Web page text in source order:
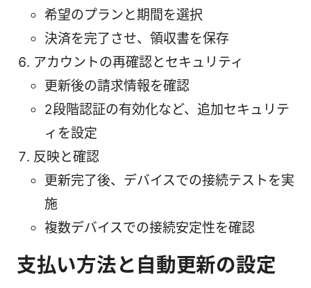
希望のプランと期間を選択
決済を完了させ、領収書を保存
アカウントの再確認とセキュリティ
更新後の請求情報を確認
2段階認証の有効化など、追加セキュリテ
ィを設定
反映と確認
更新完了後、デバイスでの接続テストを実
施
複数デバイスでの接続安定性を確認
支払い方法と自動更新の設定